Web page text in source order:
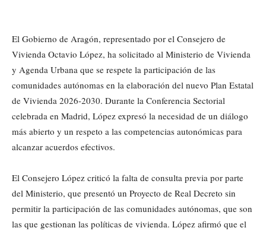
El Gobierno de Aragón, representado por el Consejero de
Vivienda Octavio López, ha solicitado al Ministerio de Vivienda
y Agenda Urbana que se respete la participación de las
comunidades autónomas en la elaboración del nuevo Plan Estatal
de Vivienda 2026-2030. Durante la Conferencia Sectorial
celebrada en Madrid, López expresó la necesidad de un diálogo
más abierto y un respeto a las competencias autonómicas para
alcanzar acuerdos efectivos.
El Consejero López criticó la falta de consulta previa por parte
del Ministerio, que presentó un Proyecto de Real Decreto sin
permitir la participación de las comunidades autónomas, que son
las que gestionan las políticas de vivienda. López afirmó que el